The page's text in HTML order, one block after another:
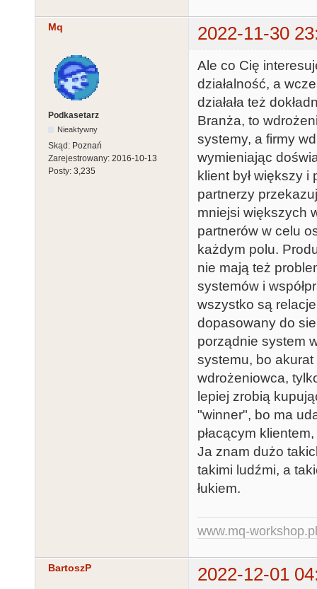
Mq 2022-11-30
Podkasetarz
Nieaktywny
Skąd: Poznań
Zarejestrowany: 2016-10-13
Posty: 3,235
Ale co Cię
działalność, a
działała też
Branża, to
systemy, a firmy
wymieniając
klient był większy
partnerzy
mniejsi większych
partnerów w celu
każdym polu.
nie mają też
systemów i
wszystko są
dopasowany do
porządnie system
systemu, bo
wdrożeniowca,
lepiej zrobią
"winner", bo ma
płacącym
Ja znam dużo
takimi ludźmi, a
łukiem.
www.mq-workshop.pl
BartoszP 2022-12-01